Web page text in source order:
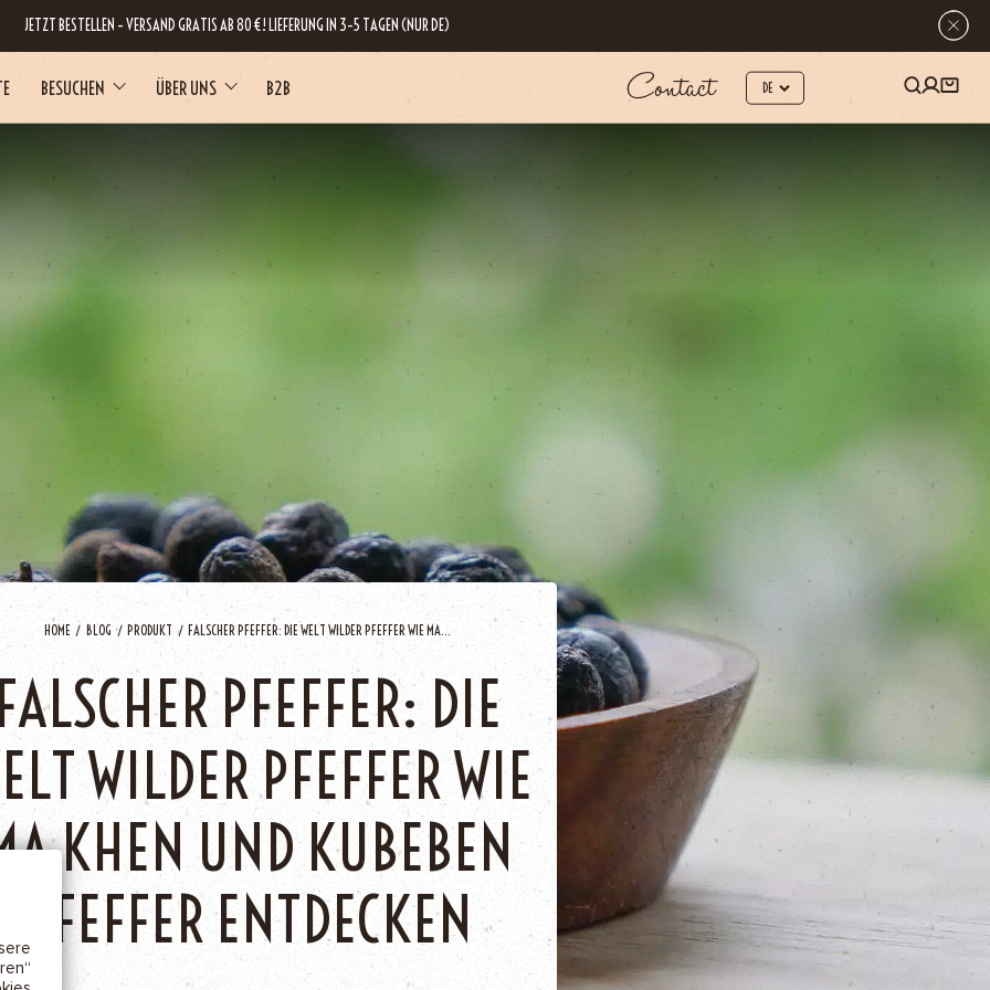
JETZT BESTELLEN – VERSAND GRATIS AB 80 €! LIEFERUNG IN 3–5 TAGEN (NUR DE)
BESUCHEN ÜBER UNS B2B Contact
HOME BLOG PRODUKT FALSCHER PFEFFER: DIE WELT WILDER PFEFFER WIE MA...
PFEFFER: DIE
WILDER PFEFFER WIE
KHEN UND KUBEBEN
PFEFFER ENTDECKEN